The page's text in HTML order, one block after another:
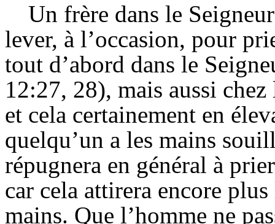
Un frère dans le
lever, à l’occasion, pour
tout d’abord dans le
12:27, 28), mais aussi
et cela certainement en
quelqu’un a les mains
répugnera en général à
car cela attirera encore
mains. Que l’homme ne